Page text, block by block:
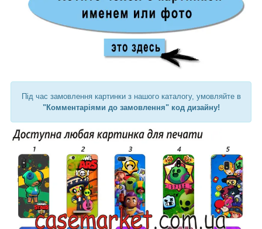
Під час замовлення картинки з нашого каталогу, умовляйте в
"Комментаріями до замовлення" код дизайну!